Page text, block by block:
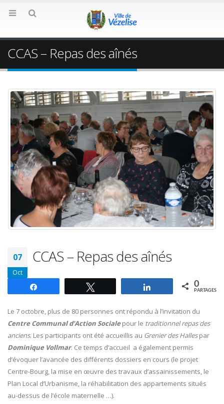
CCAS – Repas des aînés
07
Oct
CCAS – Repas des aînés
Partagez 0
PARTAGES
Le 7 octobre, plus de 80 personnes ont répondu à l’invitation du
Centre Communal d’Action Socialepour le traditionnel repas des
anciens. Les participants ont été accueillis au Grenier des Hallespar
Dominique Vollmar. Ce temps d’accueil a également permis
d’évoquer l’avancée des différents dossiers en cours (le projet
Centre-Bourg, la mise en œuvre des travaux d’assainissements, le
Plan Local d’Urbanisme, la réhabilitation des appartements situés
au-dessus de l’école maternelle …).